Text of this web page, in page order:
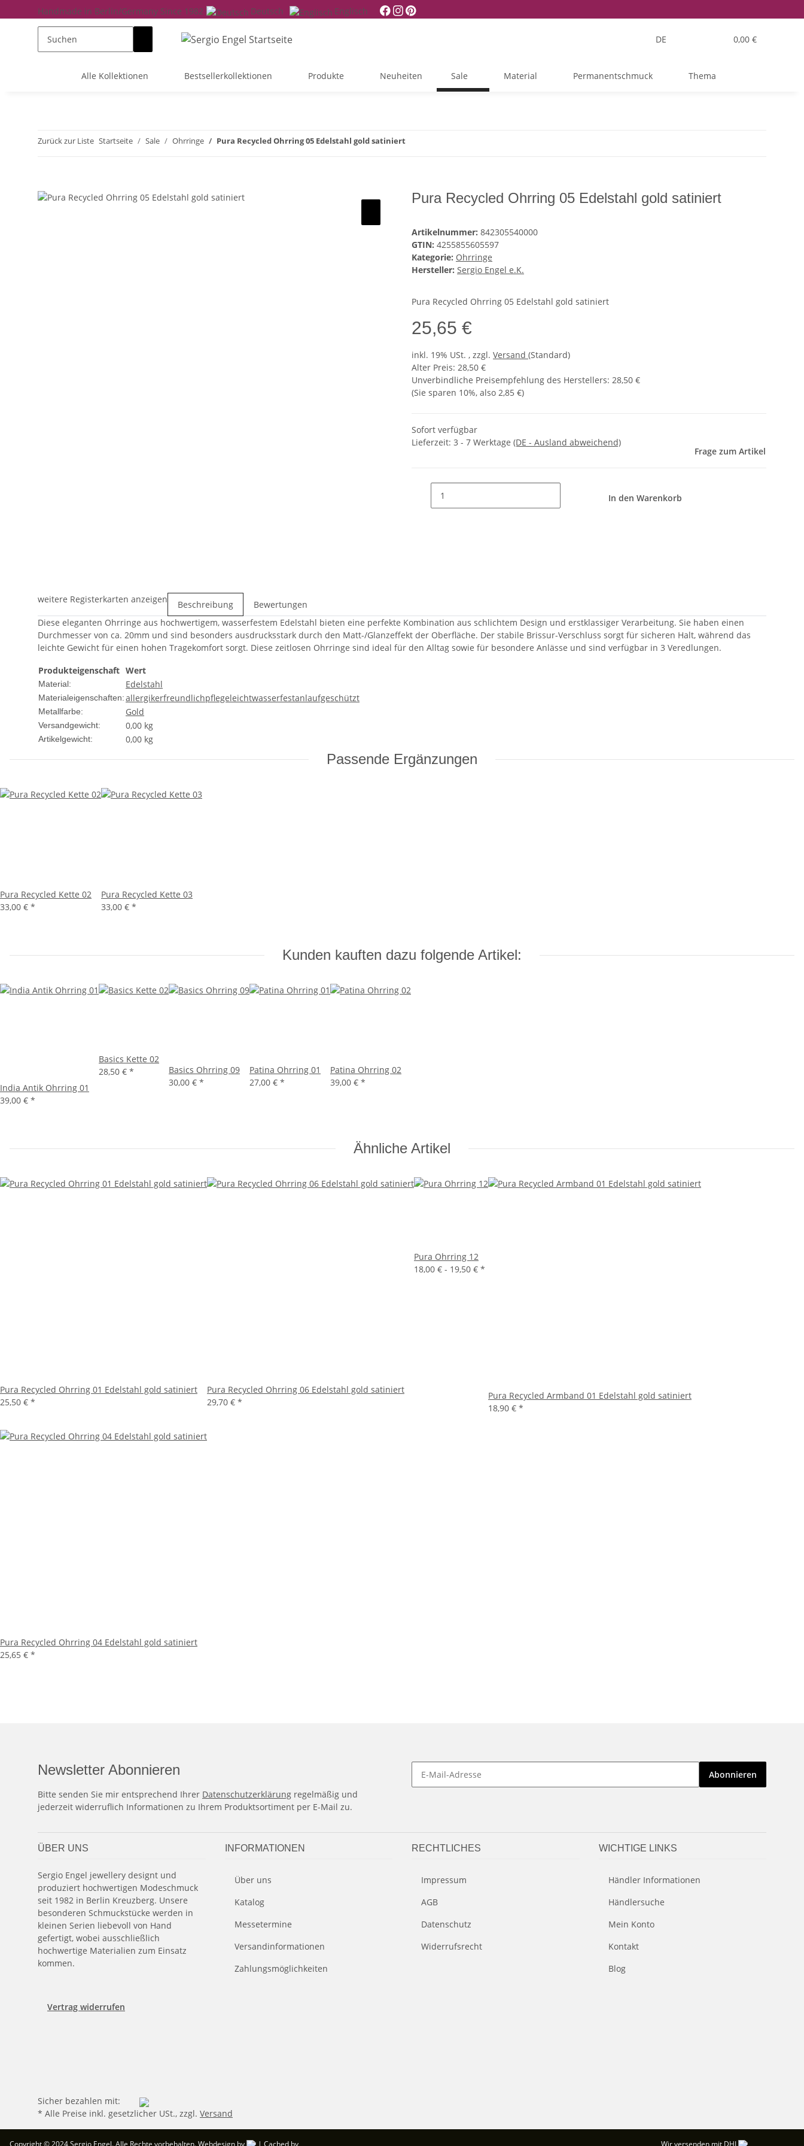
Handmade in Berlin/Germany Since 1982 Deutsch Englisch
DE 0,00 €
Alle Kollektionen Bestsellerkollektionen Produkte Neuheiten Sale Material Permanentschmuck Thema
Zurück zur Liste Startseite Sale Ohrringe Pura Recycled Ohrring 05 Edelstahl gold satiniert
Pura Recycled Ohrring 05 Edelstahl gold satiniert
Artikelnummer: 842305540000
GTIN: 4255855605597
Kategorie: Ohrringe
Hersteller: Sergio Engel e.K.
Pura Recycled Ohrring 05 Edelstahl gold satiniert
25,65 €
inkl. 19% USt. , zzgl. Versand (Standard)
Alter Preis: 28,50 €
Unverbindliche Preisempfehlung des Herstellers: 28,50 €
(Sie sparen 10%, also 2,85 €)
Sofort verfügbar
Lieferzeit: 3 - 7 Werktage (DE - Ausland abweichend)
Frage zum Artikel
In den Warenkorb
weitere Registerkarten anzeigen Beschreibung
Bewertungen
Diese eleganten Ohrringe aus hochwertigem, wasserfestem Edelstahl bieten eine perfekte Kombination aus schlichtem Design und erstklassiger Verarbeitung. Sie haben einen
Durchmesser von ca. 20mm und sind besonders ausdrucksstark durch den Matt-/Glanzeffekt der Oberfläche. Der stabile Brissur-Verschluss sorgt für sicheren Halt, während das
leichte Gewicht für einen hohen Tragekomfort sorgt. Diese zeitlosen Ohrringe sind ideal für den Alltag sowie für besondere Anlässe und sind verfügbar in 3 Veredlungen.
Produkteigenschaft Wert
Material: Edelstahl
Materialeigenschaften:allergikerfreundlichpflegeleichtwasserfestanlaufgeschützt
Metallfarbe: Gold
Versandgewicht: 0,00 kg
Artikelgewicht: 0,00 kg
Passende Ergänzungen
Pura Recycled Kette 02
33,00 € *
Pura Recycled Kette 03
33,00 € *
Kunden kauften dazu folgende Artikel:
India Antik Ohrring 01
39,00 € *
Basics Kette 02
28,50 € *
Basics Ohrring 09
30,00 € *
Patina Ohrring 01
27,00 € *
Patina Ohrring 02
39,00 € *
Ähnliche Artikel
Pura Recycled Ohrring 01 Edelstahl gold satiniert
25,50 € *
Pura Recycled Ohrring 06 Edelstahl gold satiniert
29,70 € *
Pura Ohrring 12
18,00 € - 19,50 € *
Pura Recycled Armband 01 Edelstahl gold satiniert
18,90 € *
Pura Recycled Ohrring 04 Edelstahl gold satiniert
25,65 € *
Newsletter Abonnieren
Bitte senden Sie mir entsprechend Ihrer Datenschutzerklärung regelmäßig und
jederzeit widerruflich Informationen zu Ihrem Produktsortiment per E-Mail zu.
Abonnieren
ÜBER UNS
Sergio Engel jewellery designt und
produziert hochwertigen Modeschmuck
seit 1982 in Berlin Kreuzberg. Unsere
besonderen Schmuckstücke werden in
kleinen Serien liebevoll von Hand
gefertigt, wobei ausschließlich
hochwertige Materialien zum Einsatz
kommen.
INFORMATIONEN
Über uns
Katalog
Messetermine
Versandinformationen
Zahlungsmöglichkeiten
RECHTLICHES
Impressum
AGB
Datenschutz
Widerrufsrecht
WICHTIGE LINKS
Händler Informationen
Händlersuche
Mein Konto
Kontakt
Blog
Vertrag widerrufen
Sicher bezahlen mit:
* Alle Preise inkl. gesetzlicher USt., zzgl. Versand